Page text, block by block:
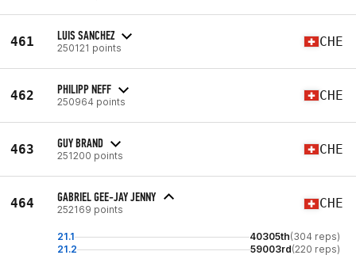
461 LUIS SANCHEZ
250121 points CHE
462 PHILIPP NEFF
250964 points CHE
463 GUY BRAND
251200 points CHE
464 GABRIEL GEE-JAY JENNY
252169 points CHE
21.1 40305th(304 reps)
21.2
59003rd(220 reps)